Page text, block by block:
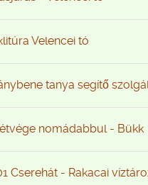
Velencei tó
tanya segítő
nomádabbul - Bükk
Cserehát - Rakacai